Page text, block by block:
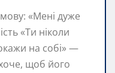
«Мені дуже
«Ти ніколи
на собі» —
щоб його